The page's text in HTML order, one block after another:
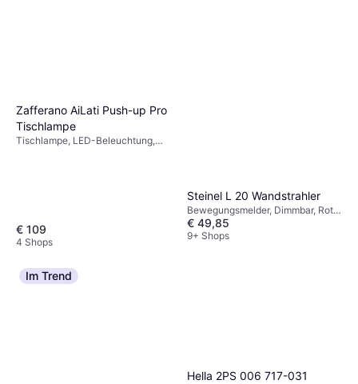
Zafferano AiLati Push-up Pro
Tischlampe
Tischlampe, LED-Beleuchtung,
€ 109
4 Shops
Steinel L 20 Wandstrahler
Bewegungsmelder, Dimmbar, Rot,
Grau, Silber, Weiß, Schwarz,
Aluminium, Edelstahl, Edelstahl,
€ 49,85
9+ Shops
Im Trend
Hella 2PS 006 717-031